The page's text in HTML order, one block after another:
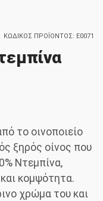
ΚΩΔΙΚΌΣ ΠΡΟΪΌΝΤΟΣ: E0071
το οινοποιείο
ξηρός οίνος που
Ντεμπίνα,
κομψότητα.
χρώμα του και